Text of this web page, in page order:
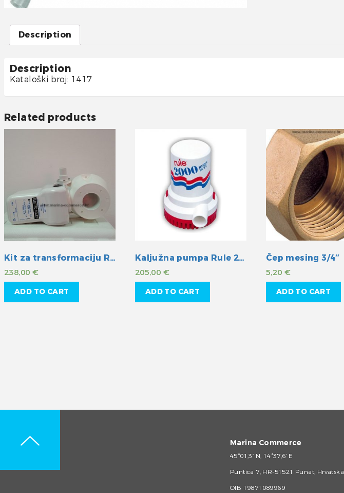
Description
Description
Kataloški broj: 1417
Related products
Kit za transformaciju R/E 24V
238,00 €
ADD TO CART
Kaljužna pumpa Rule 2000GPH 12V
205,00 €
ADD TO CART
Čep mesing 3/4″
5,20 €
ADD TO CART
Marina Commerce
45°01,3’ N, 14°37,6’ E
Puntica 7, HR-51521 Punat, Hrvatska
OIB 19871089969